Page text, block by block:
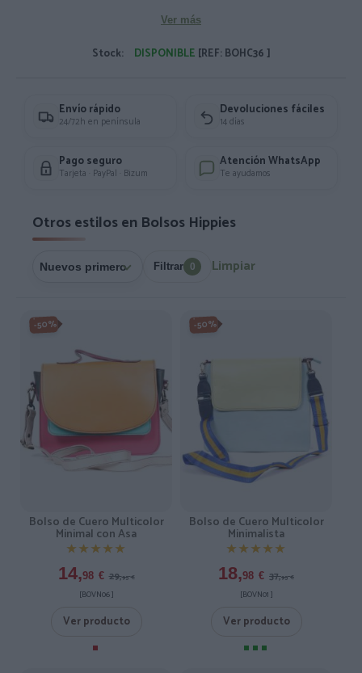
Pana
Ver más
Stock: DISPONIBLE [REF: BOHC36 ]
Envío rápido
24/72h en península
Devoluciones fáciles
14 días
Pago seguro
Tarjeta · PayPal · Bizum
Atención WhatsApp
Te ayudamos
Otros estilos en Bolsos Hippies
Filtrar 0 Limpiar
-50%
Bolso de Cuero Multicolor
Minimal con Asa
★★★★★
★★★★★
14,98 € 29,95 €
[BOVN06 ]
Ver producto
-50%
Bolso de Cuero Multicolor
Minimalista
★★★★★
★★★★★
18,98 € 37,95 €
[BOVN01 ]
Ver producto